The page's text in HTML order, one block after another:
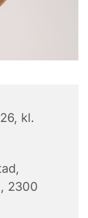
kl.
2300